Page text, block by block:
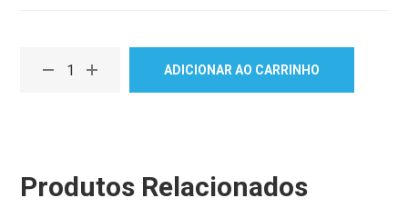
ADICIONAR AO CARRINHO
Produtos Relacionados